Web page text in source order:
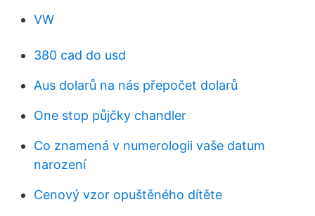
VW
380 cad do usd
Aus dolarů na nás přepočet dolarů
One stop půjčky chandler
Co znamená v numerologii vaše datum
narození
Cenový vzor opuštěného dítěte